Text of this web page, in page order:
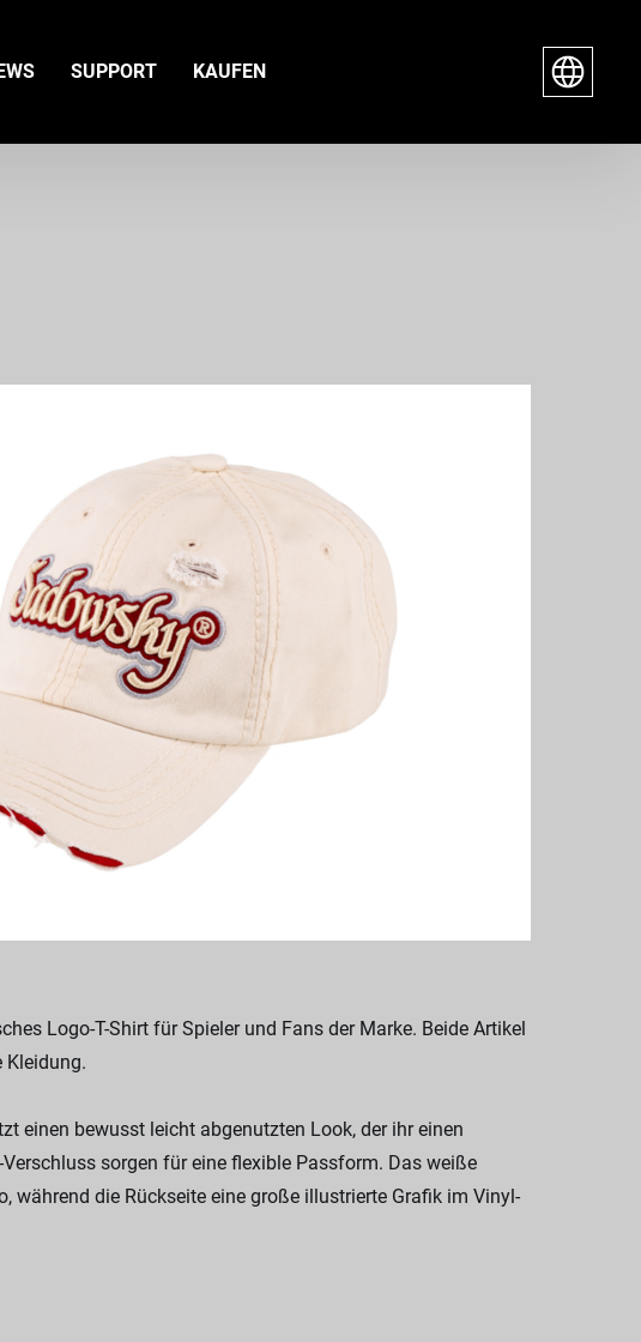
SUPPORT KAUFEN
Logo-T-Shirt für Spieler und Fans der Marke. Beide Artikel
Kleidung.
einen bewusst leicht abgenutzten Look, der ihr einen
sorgen für eine flexible Passform. Das weiße
während die Rückseite eine große illustrierte Grafik im Vinyl-